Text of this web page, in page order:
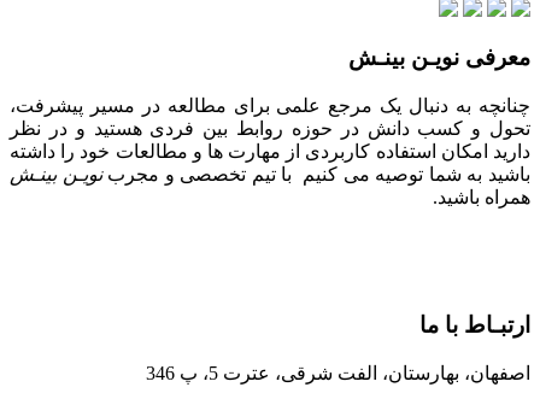
معرفی نویـن بینـش
چنانچه به دنبال یک مرجع علمی برای مطالعه در مسیر پیشرفت،
تحول و کسب دانش در حوزه روابط بین فردی هستید و در نظر
دارید امکان استفاده کاربردی از مهارت ها و مطالعات خود را داشته
باشید به شما توصیه می کنیم با تیم تخصصی و مجربنویـن بینـش
همراه باشید.
ارتبـاط با ما
اصفهان، بهارستان، الفت شرقی، عترت 5، پ 346